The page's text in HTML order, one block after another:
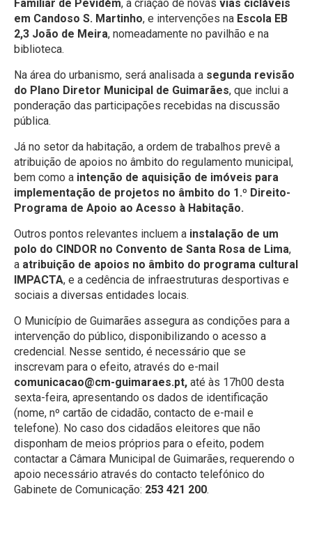
Familiar de Pevidém, a criação de novas vias cicláveis
em Candoso S. Martinho, e intervenções na Escola EB
2,3 João de Meira, nomeadamente no pavilhão e na
biblioteca.
Na área do urbanismo, será analisada a segunda revisão
do Plano Diretor Municipal de Guimarães, que inclui a
ponderação das participações recebidas na discussão
pública.
Já no setor da habitação, a ordem de trabalhos prevê a
atribuição de apoios no âmbito do regulamento municipal,
bem como a intenção de aquisição de imóveis para
implementação de projetos no âmbito do 1.º Direito-
Programa de Apoio ao Acesso à Habitação.
Outros pontos relevantes incluem a instalação de um
polo do CINDOR no Convento de Santa Rosa de Lima,
a atribuição de apoios no âmbito do programa cultural
IMPACTA, e a cedência de infraestruturas desportivas e
sociais a diversas entidades locais.
O Município de Guimarães assegura as condições para a
intervenção do público, disponibilizando o acesso a
credencial. Nesse sentido, é necessário que se
inscrevam para o efeito, através do e-mail
comunicacao@cm-guimaraes.pt, até às 17h00 desta
sexta-feira, apresentando os dados de identificação
(nome, nº cartão de cidadão, contacto de e-mail e
telefone). No caso dos cidadãos eleitores que não
disponham de meios próprios para o efeito, podem
contactar a Câmara Municipal de Guimarães, requerendo o
apoio necessário através do contacto telefónico do
Gabinete de Comunicação: 253 421 200.